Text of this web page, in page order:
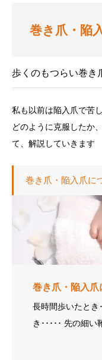
巻き爪・陥
歩くのもつらい巻き
私も以前は陥入爪で苦
どのように克服したか
て、解説していきます
巻き爪・陥入爪に
巻き爪・陥入爪
長時間歩いたとき･････ ヒールの高い靴
き･････ 先